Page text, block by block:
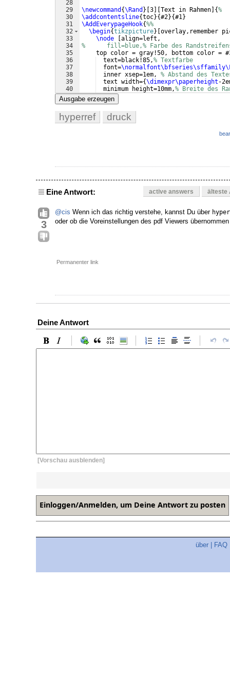
28
29
30
31
32
33
34
35
36
37
38
39
40
41
\newcommand {\Rand } 3 Text in Rahmen {%
\addcontentsline{toc}{#2}{#1}
\AddEverypageHook{%%
\begin{tikzpicture} overlay,remember
\node
align=left,
%      fill=blue,% Farbe des
top color = gray!50, bottom color =
  text=black!85,
% Textfarbe
  font=
  inner xsep=1em,
% Abstand des
  text width=
{\dimexpr\paperheight -
  minimum height=10mm,
% Breite des
  anchor=south east,
Ausgabe erzeugen
hyperref druck
Eine Antwort: active answers älteste
3
@cis Wenn ich das richtig verstehe, kannst Du über
oder ob die Voreinstellungen des pdf Viewers
Permanenter link
Deine Antwort
[Vorschau ausblenden]
über FAQ